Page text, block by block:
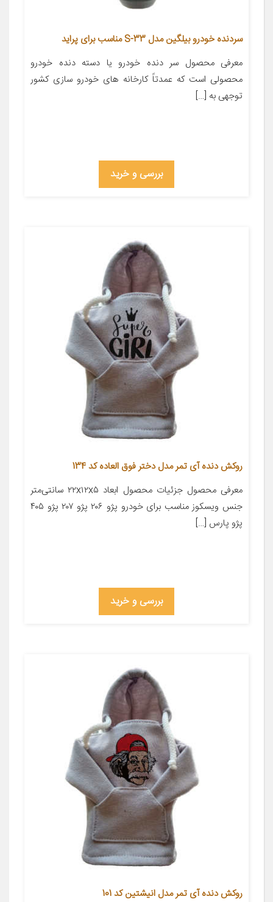
سردنده خودرو بیلگین مدل S-33 مناسب برای پراید
معرفی محصول سر دنده خودرو یا دسته دنده خودرو
محصولی است که عمدتاً کارخانه های خودرو سازی کشور
توجهی به […]
بررسی و خرید
روکش دنده آی تمر مدل دختر فوق العاده کد 134
معرفی محصول جزئیات محصول ابعاد ۲۲x۱۲x۵ سانتی‌متر
جنس ویسکوز مناسب برای خودرو پژو ۲۰۶ پژو ۲۰۷ پژو ۴۰۵
پژو پارس […]
بررسی و خرید
روکش دنده آی تمر مدل انیشتین کد 101